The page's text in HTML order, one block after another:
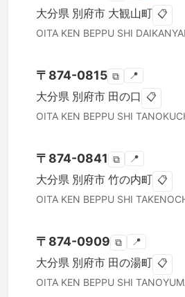
大分県 別府市 大観山町 📋
OITA KEN BEPPU SHI
〒 874-0815 ⧉ 📍
大分県 別府市 田の口 📋
OITA KEN BEPPU SHI
〒 874-0841 ⧉ 📍
大分県 別府市 竹の内町 📋
OITA KEN BEPPU SHI
〒 874-0909 ⧉ 📍
大分県 別府市 田の湯町 📋
OITA KEN BEPPU SHI